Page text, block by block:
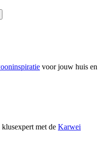
voor jouw huis en
met de Karwei